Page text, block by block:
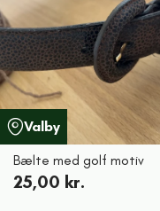
Valby
Bælte med golf motiv
25,00 kr.